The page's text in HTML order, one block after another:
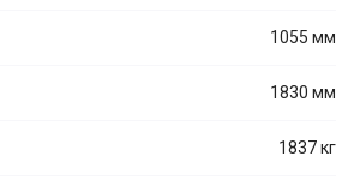
1055 мм
1830 мм
1837 кг